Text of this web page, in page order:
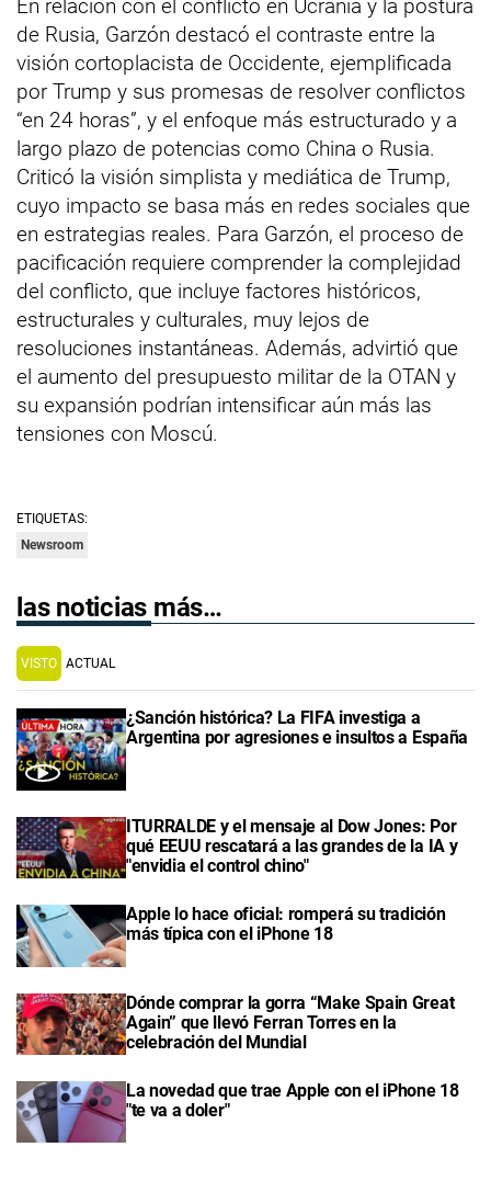
En relación con el conflicto en Ucrania y la postura
de Rusia, Garzón destacó el contraste entre la
visión cortoplacista de Occidente, ejemplificada
por Trump y sus promesas de resolver conflictos
“en 24 horas”, y el enfoque más estructurado y a
largo plazo de potencias como China o Rusia.
Criticó la visión simplista y mediática de Trump,
cuyo impacto se basa más en redes sociales que
en estrategias reales. Para Garzón, el proceso de
pacificación requiere comprender la complejidad
del conflicto, que incluye factores históricos,
estructurales y culturales, muy lejos de
resoluciones instantáneas. Además, advirtió que
el aumento del presupuesto militar de la OTAN y
su expansión podrían intensificar aún más las
tensiones con Moscú.
ETIQUETAS:
Newsroom
las noticias más…
VISTO ACTUAL
¿Sanción histórica? La FIFA investiga a
Argentina por agresiones e insultos a España
ITURRALDE y el mensaje al Dow Jones: Por
qué EEUU rescatará a las grandes de la IA y
"envidia el control chino"
Apple lo hace oficial: romperá su tradición
más típica con el iPhone 18
Dónde comprar la gorra “Make Spain Great
Again” que llevó Ferran Torres en la
celebración del Mundial
La novedad que trae Apple con el iPhone 18
"te va a doler"